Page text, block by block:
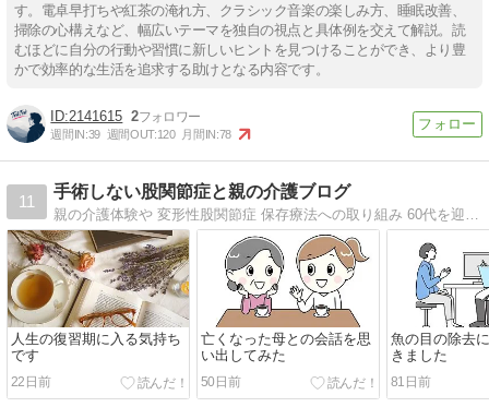
す。電卓早打ちや紅茶の淹れ方、クラシック音楽の楽しみ方、睡眠改善、
掃除の心構えなど、幅広いテーマを独自の視点と具体例を交えて解説。読
むほどに自分の行動や習慣に新しいヒントを見つけることができ、より豊
かで効率的な生活を追求する助けとなる内容です。
2141615 2
週間IN:39 週間OUT:120 月間IN:78
11
手術しない股関節症と親の介護ブログ
親の介護体験や 変形性股関節症 保存療法への取り組み 60代を迎え晩年をより自分らしく生きるための気づきについて綴っています。
人生の復習期に入る気持ち
です
22日前
亡くなった母との会話を思
い出してみた
50日前
魚の目の除去
きました
81日前